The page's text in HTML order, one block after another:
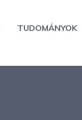
TUDOMÁNYOK